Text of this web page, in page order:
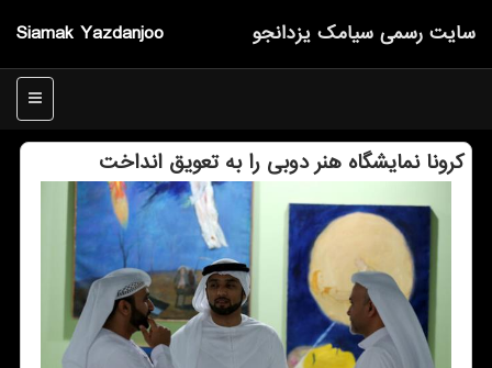
Siamak Yazdanjoo سایت رسمی سیامك یزدانجو
منو
كرونا نمایشگاه هنر دوبی را به تعویق انداخت